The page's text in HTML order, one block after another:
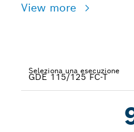
View more
Seleziona una esecuzione